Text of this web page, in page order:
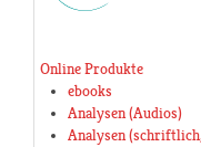
Online Produkte
ebooks
Analysen (Audios)
Analysen